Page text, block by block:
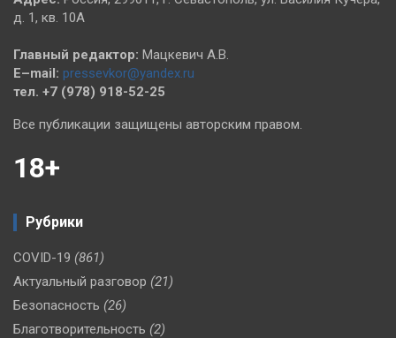
д. 1, кв. 10А
Главный редактор: Мацкевич А.В.
E–mail: pressevkor@yandex.ru
тел. +7 (978) 918-52-25
Все публикации защищены авторским правом.
18+
Рубрики
COVID-19 (861)
Актуальный разговор (21)
Безопасность (26)
Благотворительность (2)